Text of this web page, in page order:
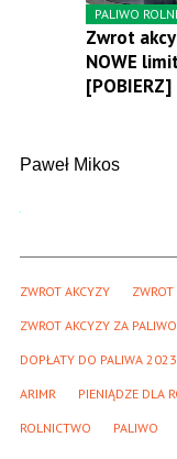
PALIWO
Zwrot
NOWE
[POBIERZ]
Paweł Mikos
ZWROT AKCYZY
ZWROT AKCYZY ZA
DOPŁATY DO PALIWA 2023
ARIMR PIENIĄDZE DLA
ROLNICTWO PALIWO